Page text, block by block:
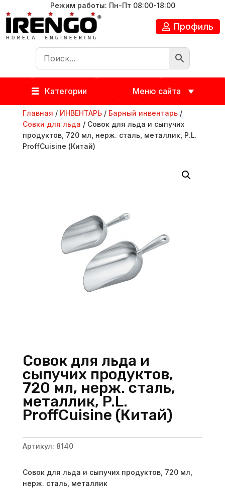
Режим работы: Пн-Пт 08:00-18:00
Профиль
Категории Меню сайта
Главная / ИНВЕНТАРЬ/ Барный инвентарь/
Совки для льда / Совок для льда и сыпучих
продуктов, 720 мл, нерж. сталь, металлик, P.L.
ProffСuisine (Китай)
Совок для льда и
сыпучих продуктов,
720 мл, нерж. сталь,
металлик, P.L.
ProffСuisine (Китай)
Артикул: 8140
Совок для льда и сыпучих продуктов, 720 мл,
нерж. сталь, металлик